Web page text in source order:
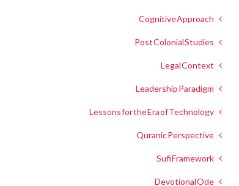
Cognitive Approach
Post Colonial Studies
Legal Context
Leadership Paradigm
Lessons for the Era of Technology
Quranic Perspective
Sufi Framework
Devotional Ode